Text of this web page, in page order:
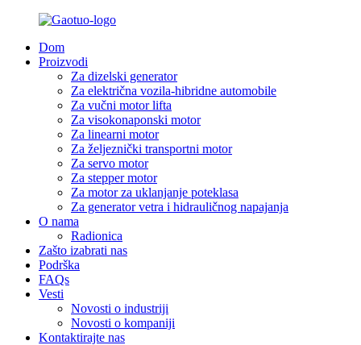
Dom
Proizvodi
Za dizelski generator
Za električna vozila-hibridne automobile
Za vučni motor lifta
Za visokonaponski motor
Za linearni motor
Za željeznički transportni motor
Za servo motor
Za stepper motor
Za motor za uklanjanje poteklasa
Za generator vetra i hidrauličnog napajanja
O nama
Radionica
Zašto izabrati nas
Podrška
FAQs
Vesti
Novosti o industriji
Novosti o kompaniji
Kontaktirajte nas